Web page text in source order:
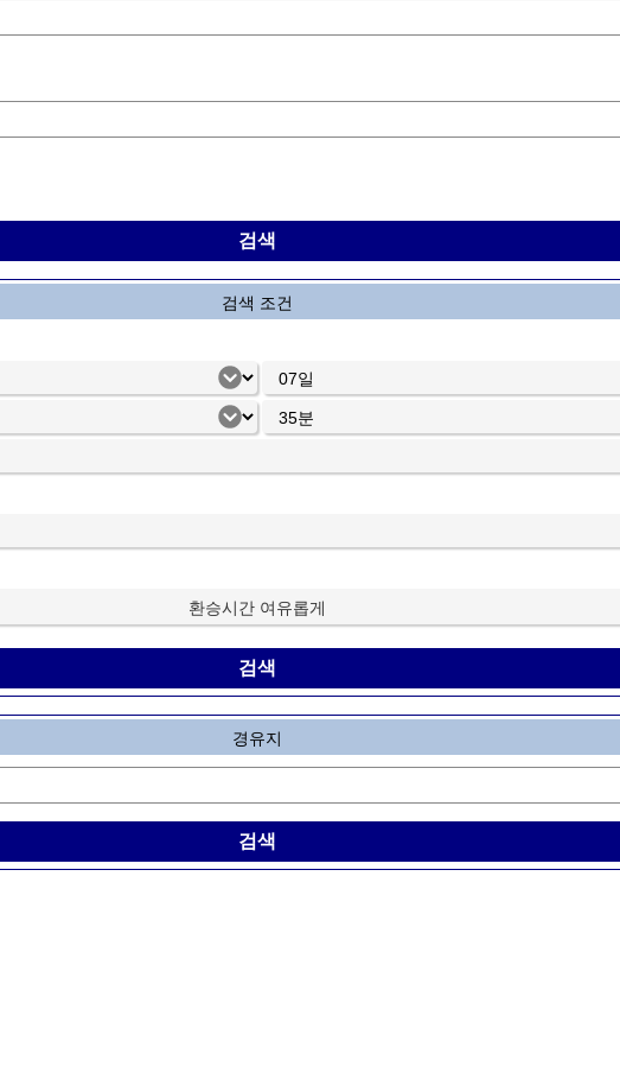
검색 조건
환승시간 여유롭게
경유지